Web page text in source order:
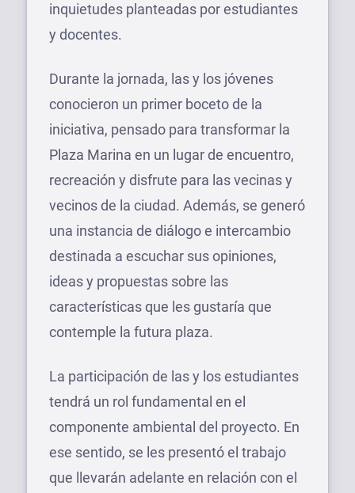
inquietudes planteadas por estudiantes
y docentes.
Durante la jornada, las y los jóvenes
conocieron un primer boceto de la
iniciativa, pensado para transformar la
Plaza Marina en un lugar de encuentro,
recreación y disfrute para las vecinas y
vecinos de la ciudad. Además, se generó
una instancia de diálogo e intercambio
destinada a escuchar sus opiniones,
ideas y propuestas sobre las
características que les gustaría que
contemple la futura plaza.
La participación de las y los estudiantes
tendrá un rol fundamental en el
componente ambiental del proyecto. En
ese sentido, se les presentó el trabajo
que llevarán adelante en relación con el